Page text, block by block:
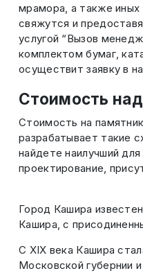
мрамора, а также
свяжутся и
услугой “Вызов
комплектом бумаг,
осуществит заявку в
Стоимость
Стоимость на
разрабатывает такие
найдете наилучший
проектирование,
Город Кашира
Кашира, с
С XIX века Кашира
Московской губернии